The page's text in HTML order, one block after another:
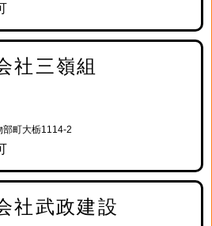
社三嶺組
町大栃1114-2
社武政建設